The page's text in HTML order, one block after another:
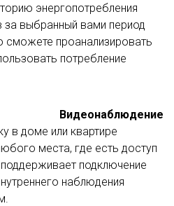
энергопотребления
за выбранный вами период
сможете проанализировать
потребление
Видеонаблюдение
в доме или квартире
места, где есть доступ
подключение
наблюдения